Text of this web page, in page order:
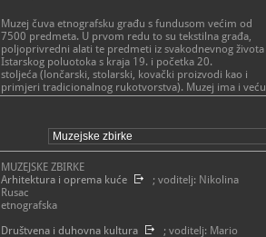
Muzej čuva etnografsku građu s fundusom većim od
7500 predmeta. U prvom redu to su tekstilna građa,
poljoprivredni alati te predmeti iz svakodnevnog života
Istarskog poluotoka s kraja 19. i početka 20.
stoljeća (lončarski, stolarski, kovački proizvodi kao i
primjeri tradicionalnog rukotvorstva). Muzej ima i veću
zbirku suvenira.
Područje istraživanja kustosa etnologa je svakodnevni
život: odijevanje, gospodarstvo, dječje igre, glazba,
multikulturna preplitanja, suvremeni kulturni
fenomeni.
Stalni postav započinje u prizemlju Kaštela gdje su
smještene stolarska i kovačka radionica. U kovačkoj
Sakupljanje, čuvanje, prezentiranje etnografske građe
Istarskog poluotoka.
MUZEJSKE ZBIRKE
Arhitektura i oprema kuće
; voditelj: Nikolina
Rusac
etnografska
Društvena i duhovna kultura
; voditelj: Mario